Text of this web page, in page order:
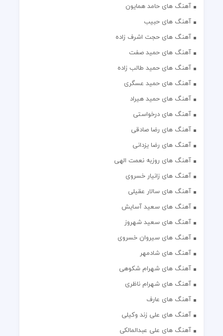
آهنگ های حامد همایون
آهنگ های حبیب
آهنگ های حجت اشرف زاده
آهنگ های حمید صفت
آهنگ های حمید طالب زاده
آهنگ های حمید عسگری
آهنگ های حمید هیراد
آهنگ های درخواستی
آهنگ های رضا صادقی
آهنگ های رضا یزدانی
آهنگ های روزبه نعمت الهی
آهنگ های زانیار خسروی
آهنگ های سالار عقیلی
آهنگ های سعید آسایش
آهنگ های سعید شهروز
آهنگ های سیروان خسروی
آهنگ های شادمهر
آهنگ های شهرام شکوهی
آهنگ های شهرام ناظری
آهنگ های عارف
آهنگ های علی زند وکیلی
آهنگ های علی عبدالمالکی